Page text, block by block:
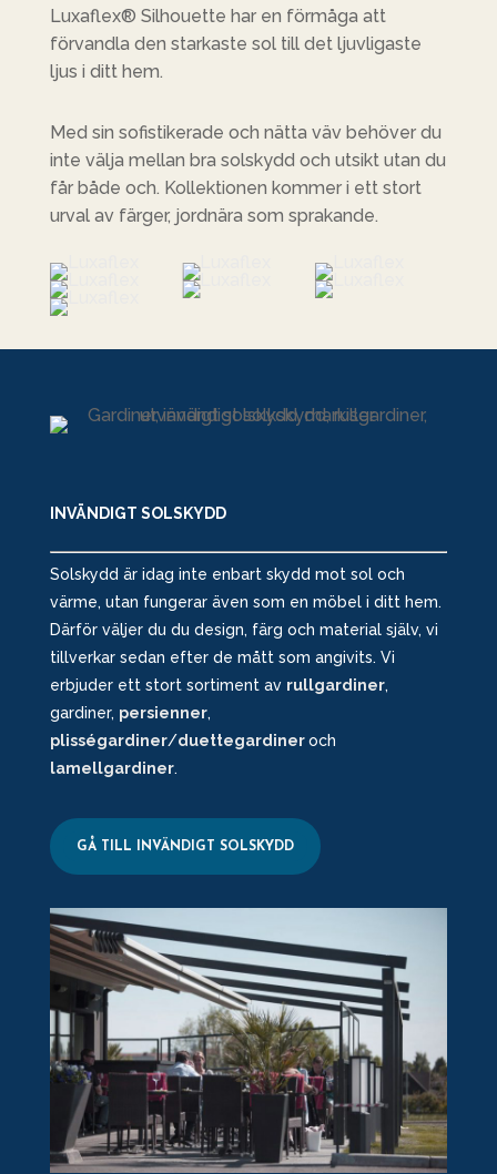
Luxaflex® Silhouette har en förmåga att
förvandla den starkaste sol till det ljuvligaste
ljus i ditt hem.
Med sin sofistikerade och nätta väv behöver du
inte välja mellan bra solskydd och utsikt utan du
får både och. Kollektionen kommer i ett stort
urval av färger, jordnära som sprakande.
INVÄNDIGT SOLSKYDD
Solskydd är idag inte enbart skydd mot sol och
värme, utan fungerar även som en möbel i ditt hem.
Därför väljer du du design, färg och material själv, vi
tillverkar sedan efter de mått som angivits. Vi
erbjuder ett stort sortiment av rullgardiner,
gardiner, persienner,
plisségardiner/duettegardiner och
lamellgardiner.
GÅ TILL INVÄNDIGT SOLSKYDD